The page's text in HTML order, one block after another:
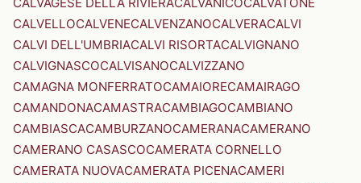
CALVELLOCALVENECALVENZANOCALVERACALVI
CALVI DELL'UMBRIACALVI RISORTACALVIGNANO
CALVIGNASCOCALVISANOCALVIZZANO
CAMAGNA MONFERRATOCAMAIORECAMAIRAGO
CAMANDONACAMASTRACAMBIAGOCAMBIANO
CAMBIASCACAMBURZANOCAMERANACAMERANO
CAMERANO CASASCOCAMERATA CORNELLO
CAMERATA NUOVACAMERATA PICENACAMERI